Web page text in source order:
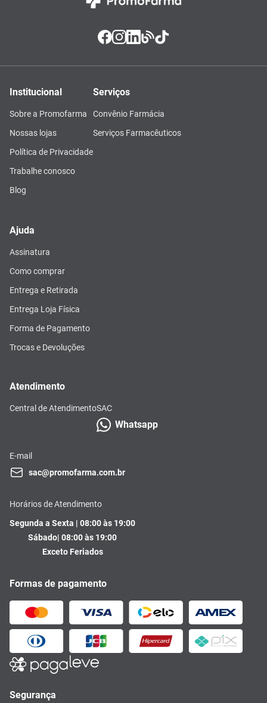
Institucional
Sobre a Promofarma
Nossas lojas
Política de Privacidade
Trabalhe conosco
Blog
Serviços
Convênio Farmácia
Serviços Farmacêuticos
Ajuda
Assinatura
Como comprar
Entrega e Retirada
Entrega Loja Física
Forma de Pagamento
Trocas e Devoluções
Atendimento
Central de AtendimentoSAC
Whatsapp
E-mail
sac@promofarma.com.br
Horários de Atendimento
Segunda a Sexta | 08:00 às 19:00
Sábado| 08:00 às 19:00
Exceto Feriados
Formas de pagamento
Segurança